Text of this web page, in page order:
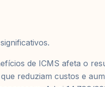
de ICMS afeta o
reduziam custos e